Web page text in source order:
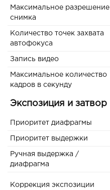
Максимальное разрешение
снимка
Количество точек захвата
автофокуса
Запись видео
Максимальное количество
кадров в секунду
Экспозиция и затвор
Приоритет диафрагмы
Приоритет выдержки
Ручная выдержка /
диафрагма
Коррекция экспозиции